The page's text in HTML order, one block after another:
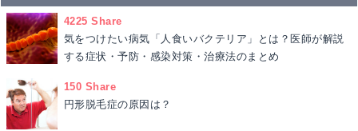
4225 Share
気をつけたい病気「人食いバクテリア」とは？医師が解説
する症状・予防・感染対策・治療法のまとめ
150 Share
円形脱毛症の原因は？